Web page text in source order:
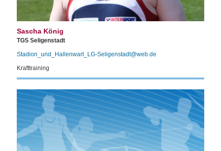
Sascha König
TGS Seligenstadt
Stadion_und_Hallenwart_LG-Seligenstadt@web.de
Krafttraining